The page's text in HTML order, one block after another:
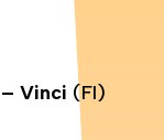
Vinci (FI)